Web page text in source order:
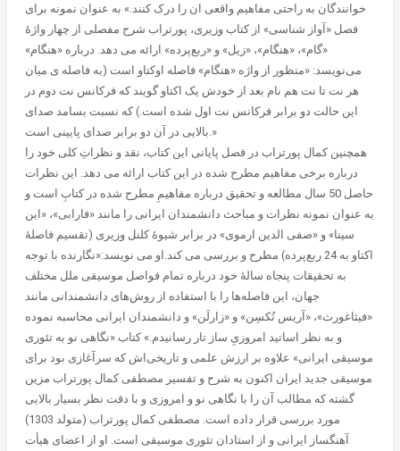
خوانندگان به راحتی مفاهیم واقعی ان را درک کنند.» به عنوان نمونه برای
فصل «آواز شناسی» از کتاب وزیری، پورتراب شرح مفصلی از چهار واژۀ
«گام»، «هنگام»، «زیل» و «ربع‌پرده» ارائه می دهد. درباره «هنگام»
می‌نویسد: «منظور از واژه «هنگام» فاصله اوکتاو است (به فاصله ی میان
هر نت تا نت هم نام بعد از خودش یک اکتاو گویند که فرکانس نت دوم در
این حالت دو برابر فرکانس نت اول شده است.) که نسبت بسامد صدای
بالایی در آن دو برابر صدای پایینی است.»
همچنین کمال پورتراب در فصل پایانی این کتاب، نقد و نظراتِ کلی خود را
درباره برخی مفاهیم مطرح شده در این کتاب ارائه می دهد. این نظرات
حاصل 50 سال مطالعه و تحقیق درباره مفاهیمِ مطرح شده در کتابِ است و
به عنوان نمونه نظرات و مباحث دانشمندان ایرانی را مانند «فارابی»، «ابن
سینا» و «صفی الدین ارموی» در برابر شیوۀ کلنل وزیری (تقسیم فاصلۀ
اکتاو به 24 ربع‌پرده) مطرح و بررسی می کند.او می نویسد:«نگارنده با توجه
به تحقیقات پنجاه سالۀ خود درباره تمام فواصل موسیقی ملل مختلف
جهان، این فاصله‌ها را با استفاده از روش‌های دانشمندانی مانند
«فیثاغورث»، «آریس تُکسِن» و «زارلَن» و دانشمندان ایرانی محاسبه نموده
و به نظر اساتید امروزیِ ساز تار رسانیدم.» کتاب «نگاهی نو به تئوری
موسیقی ایرانی» علاوه بر ارزش علمی و تاریخی‌اش که سرآغازی بود برای
موسیقی جدید ایران اکنون به شرح و تفسیر مصطفی کمال پورتراب مزین
گشته که مطالب آن را با نگاهی نو و امروزی و با دقت نظر بسیار بالایی
مورد بررسی قرار داده است. مصطفی کمال پورتراب (متولد 1303)
آهنگساز ایرانی و از استادان تئوری موسیقی است. او از اعضای هیأت